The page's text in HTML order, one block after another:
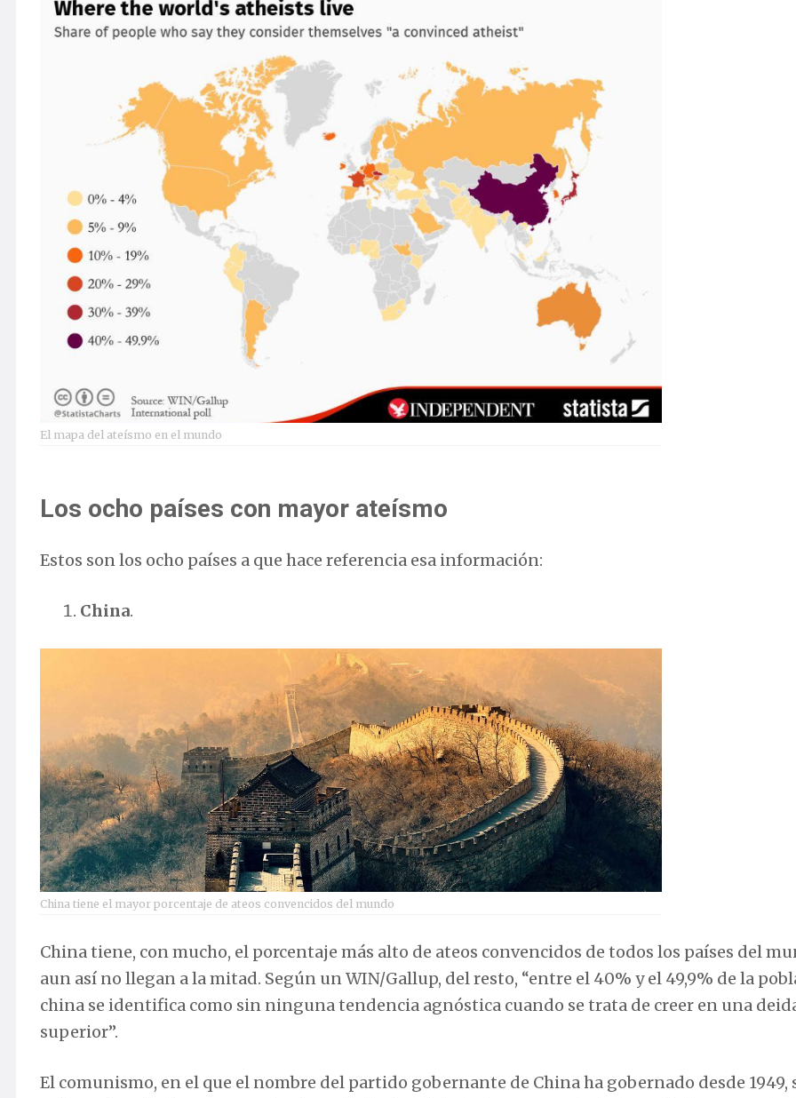
El mapa del ateísmo en el mundo
Los ocho países con mayor ateísmo
Estos son los ocho países a que hace referencia esa información:
China.
China tiene el mayor porcentaje de ateos convencidos del mundo
China tiene, con mucho, el porcentaje más alto de ateos convencidos de todos los países del
aun así no llegan a la mitad. Según un WIN/Gallup, del resto, “entre el 40% y el 49,9% de la
china se identifica como sin ninguna tendencia agnóstica cuando se trata de creer en una
superior”.
El comunismo, en el que el nombre del partido gobernante de China ha gobernado desde 1949,